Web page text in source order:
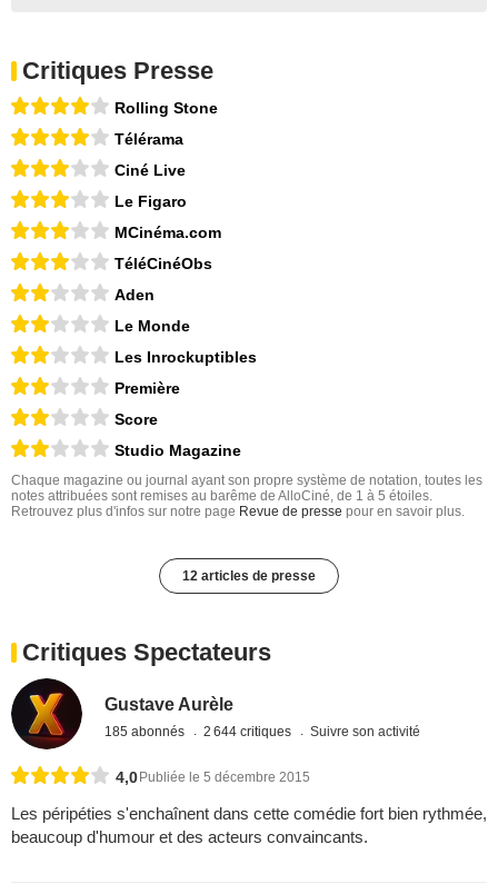
Critiques Presse
Rolling Stone
Télérama
Ciné Live
Le Figaro
MCinéma.com
TéléCinéObs
Aden
Le Monde
Les Inrockuptibles
Première
Score
Studio Magazine
Chaque magazine ou journal ayant son propre système de notation, toutes les
notes attribuées sont remises au barême de AlloCiné, de 1 à 5 étoiles.
Retrouvez plus d'infos sur notre page Revue de presse pour en savoir plus.
12 articles de presse
Critiques Spectateurs
Gustave Aurèle
185 abonnés 2 644 critiques Suivre son activité
4,0 Publiée le 5 décembre 2015
Les péripéties s'enchaînent dans cette comédie fort bien rythmée,
beaucoup d'humour et des acteurs convaincants.